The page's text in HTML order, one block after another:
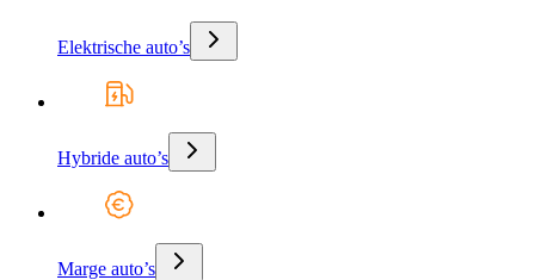
Elektrische auto’s
Hybride auto’s
Marge auto’s